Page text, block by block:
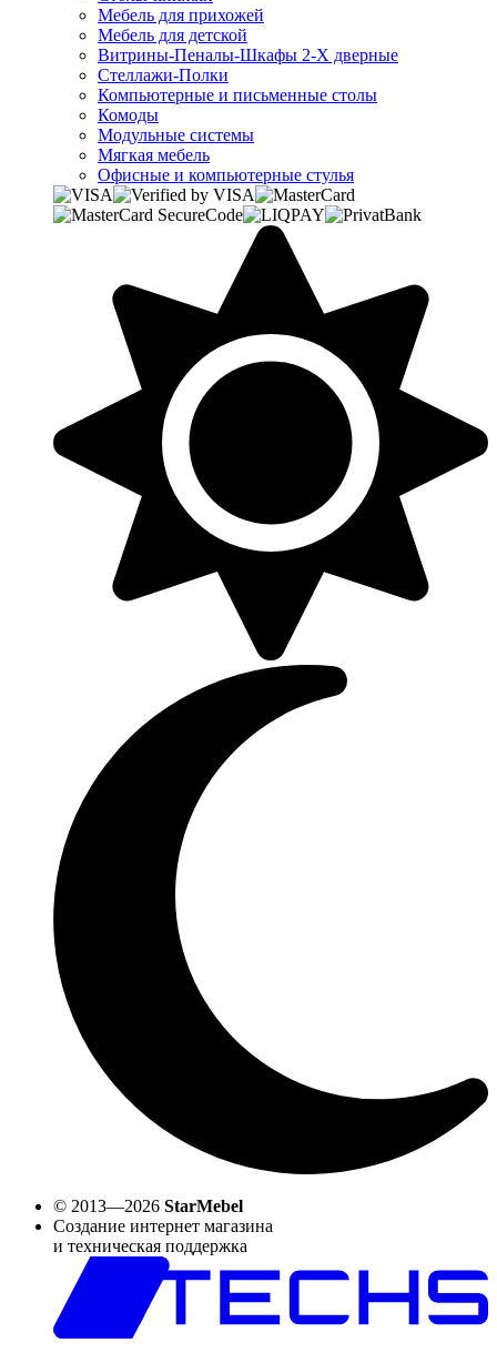
Мебель для прихожей
Мебель для детской
Витрины-Пеналы-Шкафы 2-Х дверные
Стеллажи-Полки
Компьютерные и письменные столы
Комоды
Модульные системы
Мягкая мебель
Офисные и компьютерные стулья
© 2013—2026 StarMebel
Создание интернет магазина
и техническая поддержка